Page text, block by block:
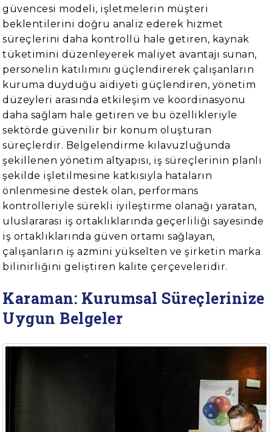
güvencesi modeli, işletmelerin müşteri
beklentilerini doğru analiz ederek hizmet
süreçlerini daha kontrollü hale getiren, kaynak
tüketimini düzenleyerek maliyet avantajı sunan,
personelin katılımını güçlendirerek çalışanların
kuruma duyduğu aidiyeti güçlendiren, yönetim
düzeyleri arasında etkileşim ve koordinasyonu
daha sağlam hale getiren ve bu özellikleriyle
sektörde güvenilir bir konum oluşturan
süreçlerdir. Belgelendirme kılavuzluğunda
şekillenen yönetim altyapısı, iş süreçlerinin planlı
şekilde işletilmesine katkısıyla hataların
önlenmesine destek olan, performans
kontrolleriyle sürekli iyileştirme olanağı yaratan,
uluslararası iş ortaklıklarında geçerliliği sayesinde
iş ortaklıklarında güven ortamı sağlayan,
çalışanların iş azmini yükselten ve şirketin marka
bilinirliğini geliştiren kalite çerçeveleridir.
Karaman: Kurumsal Süreçlerinize
Uygun Belgeler